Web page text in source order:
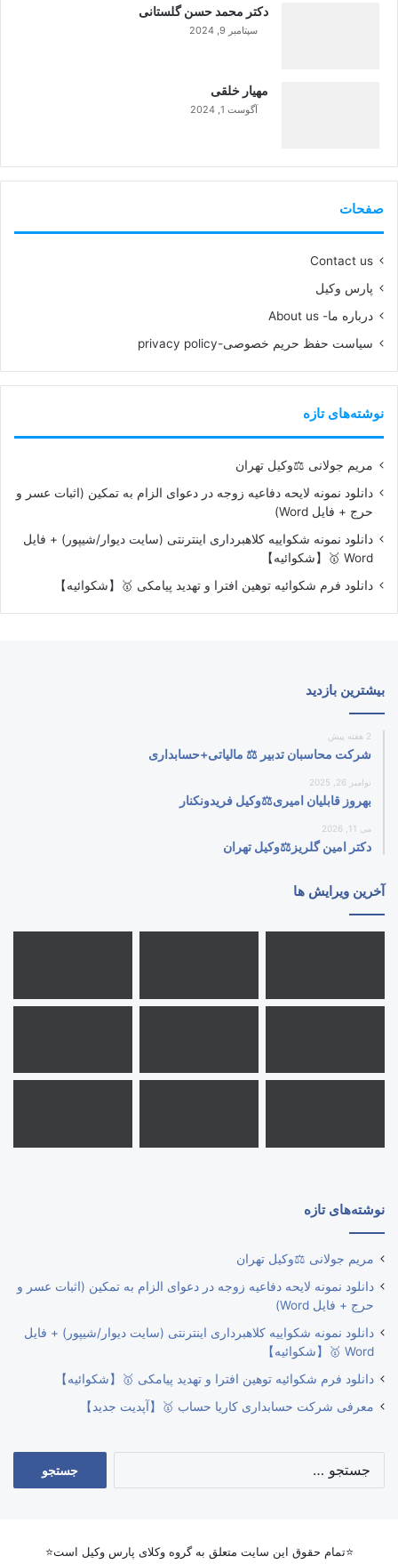
دکتر محمد حسن گلستانی
سپتامبر 9, 2024
مهیار خلقی
آگوست 1, 2024
صفحات
Contact us
پارس وکیل
درباره ما- About us
سیاست حفظ حریم خصوصی-privacy policy
نوشته‌های تازه
مریم جولانی ⚖️وکیل تهران
دانلود نمونه لایحه دفاعیه زوجه در دعوای الزام به تمکین (اثبات عسر و
حرج + فایل Word)
دانلود نمونه شکواییه کلاهبرداری اینترنتی (سایت دیوار/شیپور) + فایل
Word 🥇【شکوائیه】
دانلود فرم شکوائیه توهین افترا و تهدید پیامکی 🥇【شکوائیه】
بیشترین بازدید
2 هفته پیش
شرکت محاسبان تدبیر ⚖️ مالیاتی+حسابداری
نوامبر 26, 2025
بهروز قابلیان امیری⚖️وکیل فریدونکنار
می 11, 2026
دکتر امین گلریز⚖️وکیل تهران
آخرین ویرایش ها
نوشته‌های تازه
مریم جولانی ⚖️وکیل تهران
دانلود نمونه لایحه دفاعیه زوجه در دعوای الزام به تمکین (اثبات عسر و
حرج + فایل Word)
دانلود نمونه شکواییه کلاهبرداری اینترنتی (سایت دیوار/شیپور) + فایل
Word 🥇【شکوائیه】
دانلود فرم شکوائیه توهین افترا و تهدید پیامکی 🥇【شکوائیه】
معرفی شرکت حسابداری کاریا حساب 🥇【آپدیت جدید】
⭐تمام حقوق این سایت متعلق به گروه وکلای پارس وکیل است⭐